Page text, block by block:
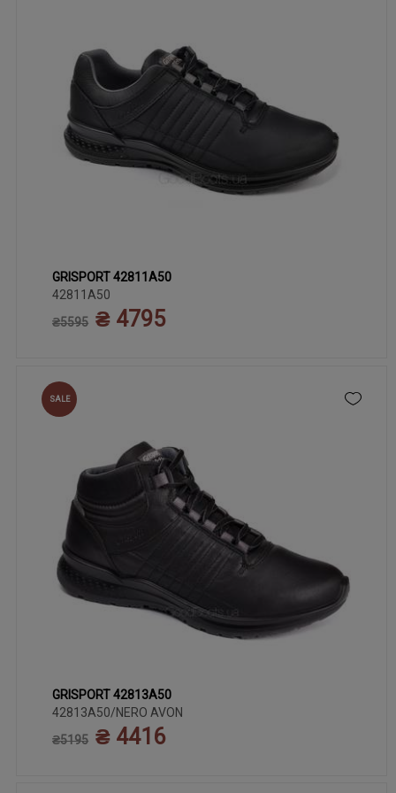
40 41 42 43
GRISPORT 42811A50
42811A50
₴5595 ₴ 4795
SALE
40 41 42 43
GRISPORT 42813A50
42813A50/NERO AVON
₴5195 ₴ 4416